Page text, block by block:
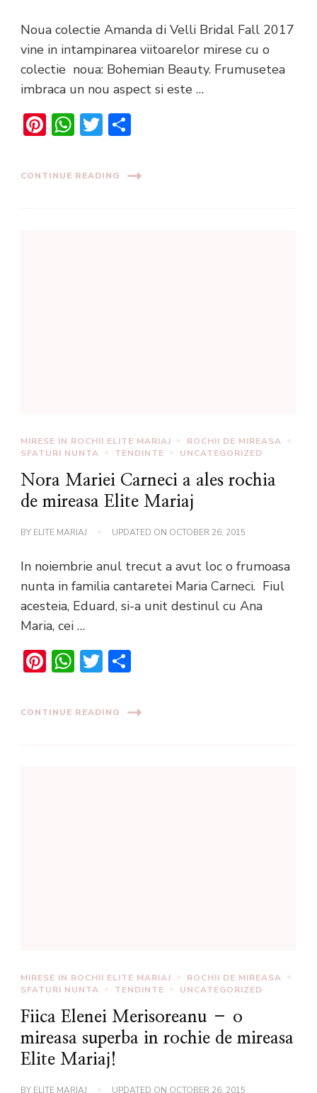
Noua colectie Amanda di Velli Bridal Fall 2017
vine in intampinarea viitoarelor mirese cu o
colectie noua: Bohemian Beauty. Frumusetea
imbraca un nou aspect si este …
Pinterest
WhatsApp
Twitter
CONTINUE READING
MIRESE IN ROCHII ELITE MARIAJ
ROCHII DE MIREASA
SFATURI NUNTA
TENDINTE UNCATEGORIZED
Nora Mariei Carneci a ales rochia
de mireasa Elite Mariaj
BY ELITE MARIAJ UPDATED ON OCTOBER 26, 2015
In noiembrie anul trecut a avut loc o frumoasa
nunta in familia cantaretei Maria Carneci. Fiul
acesteia, Eduard, si-a unit destinul cu Ana
Maria, cei …
Pinterest
WhatsApp
Twitter
CONTINUE READING
MIRESE IN ROCHII ELITE MARIAJ
ROCHII DE MIREASA
SFATURI NUNTA
TENDINTE UNCATEGORIZED
Fiica Elenei Merisoreanu – o
mireasa superba in rochie de mireasa
Elite Mariaj!
BY ELITE MARIAJ UPDATED ON OCTOBER 26, 2015